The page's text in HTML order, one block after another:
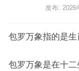
发布: 2026
包罗万象指的是
包罗万象是在十